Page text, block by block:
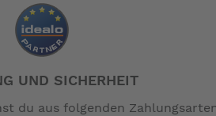
UND SICHERHEIT
du aus folgenden